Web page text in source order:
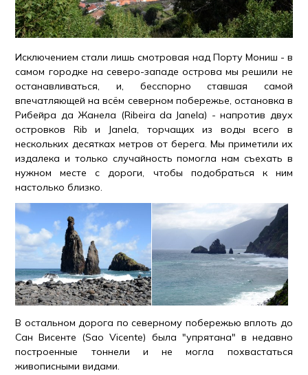
Исключением стали лишь смотровая над Порту Мониш - в
самом городке на северо-западе острова мы решили не
останавливаться, и, бесспорно ставшая самой
впечатляющей на всём северном побережье, остановка в
Рибейра да Жанела (Ribeira da Janela) - напротив двух
островков Rib и Janela, торчащих из воды всего в
нескольких десятках метров от берега. Мы приметили их
издалека и только случайность помогла нам съехать в
нужном месте с дороги, чтобы подобраться к ним
настолько близко.
В остальном дорога по северному побережью вплоть до
Сан Висенте (Sao Vicente) была "упрятана" в недавно
построенные тоннели и не могла похвастаться
живописными видами.